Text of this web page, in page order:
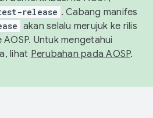
release . Cabang manifes
akan selalu merujuk ke rilis
Untuk mengetahui
lihat Perubahan pada AOSP.